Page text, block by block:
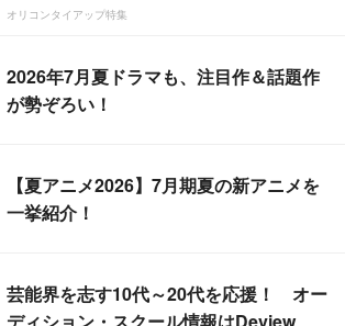
オリコンタイアップ特集
2026年7月夏ドラマも、注目作＆話題作
が勢ぞろい！
【夏アニメ2026】7月期夏の新アニメを
一挙紹介！
芸能界を志す10代～20代を応援！ オー
ディション・スクール情報はDeview